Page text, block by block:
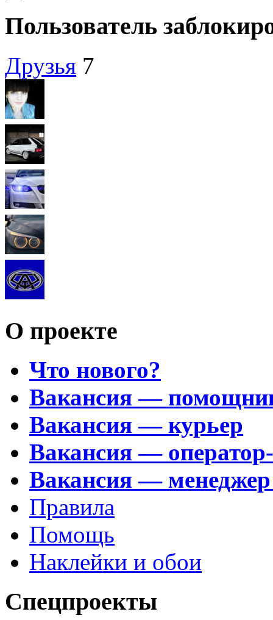
Пользователь
Друзья 7
О проекте
Что нового?
Вакансия —
Вакансия — курьер
Вакансия —
Вакансия —
Правила
Помощь
Наклейки и обои
Спецпроекты